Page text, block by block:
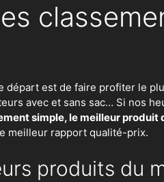
départ est de faire profiter le
avec et sans sac… Si nos
simple, le meilleur produit
meilleur rapport qualité-prix.
produits du